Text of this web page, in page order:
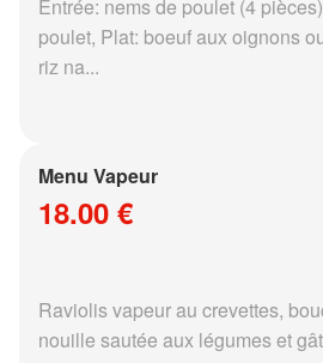
Entrée: nems de poulet (4
poulet, Plat: boeuf aux oignons
riz na...
Menu Vapeur
18.00 €
Raviolis vapeur au crevettes,
nouille sautée aux légumes et